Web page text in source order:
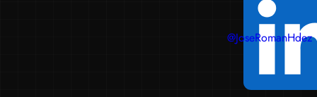
@JoseRomanHdez